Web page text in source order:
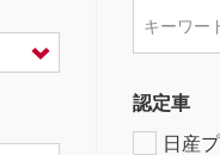
認定車
日産